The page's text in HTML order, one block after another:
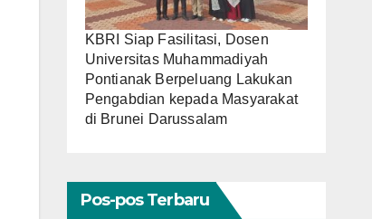
KBRI Siap Fasilitasi, Dosen
Universitas Muhammadiyah
Pontianak Berpeluang Lakukan
Pengabdian kepada Masyarakat
di Brunei Darussalam
Pos-pos Terbaru